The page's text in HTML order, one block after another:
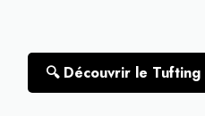
🔍 Découvrir le